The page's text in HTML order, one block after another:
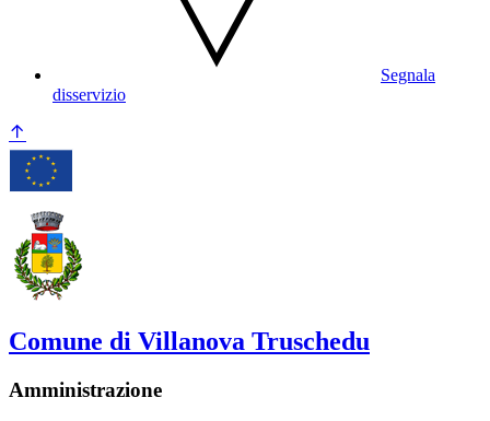
Segnala
disservizio
Comune di Villanova Truschedu
Amministrazione